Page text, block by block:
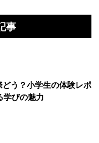
事
う？小学生の体験レポ
学びの魅力